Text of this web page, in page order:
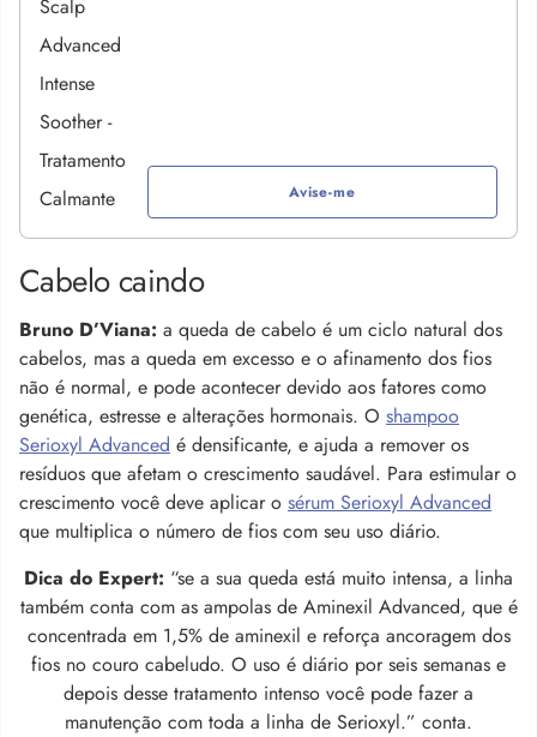
Avise-me
Cabelo caindo
Bruno D’Viana: a queda de cabelo é um ciclo natural dos
cabelos, mas a queda em excesso e o afinamento dos fios
não é normal, e pode acontecer devido aos fatores como
genética, estresse e alterações hormonais. O shampoo
Serioxyl Advanced é densificante, e ajuda a remover os
resíduos que afetam o crescimento saudável. Para estimular o
crescimento você deve aplicar o sérum Serioxyl Advanced
que multiplica o número de fios com seu uso diário.
Dica do Expert: “se a sua queda está muito intensa, a linha
também conta com as ampolas de Aminexil Advanced, que é
concentrada em 1,5% de aminexil e reforça ancoragem dos
fios no couro cabeludo. O uso é diário por seis semanas e
depois desse tratamento intenso você pode fazer a
manutenção com toda a linha de Serioxyl.” conta.